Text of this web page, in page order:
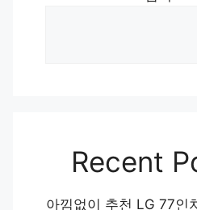
Recent
아낌없이 추천 LG 77인